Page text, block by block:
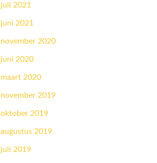
juli 2021
juni 2021
november 2020
juni 2020
maart 2020
november 2019
oktober 2019
augustus 2019
juli 2019